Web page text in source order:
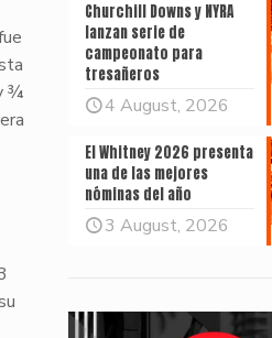
¾
Churchill Downs y NYRA
lanzan serie de
campeonato para
tresañeros
4 August, 2026
El Whitney 2026 presenta
una de las mejores
nóminas del año
3 August, 2026